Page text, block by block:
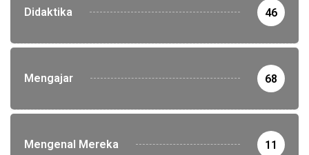
Didaktika 46
Mengajar 68
Mengenal Mereka 11